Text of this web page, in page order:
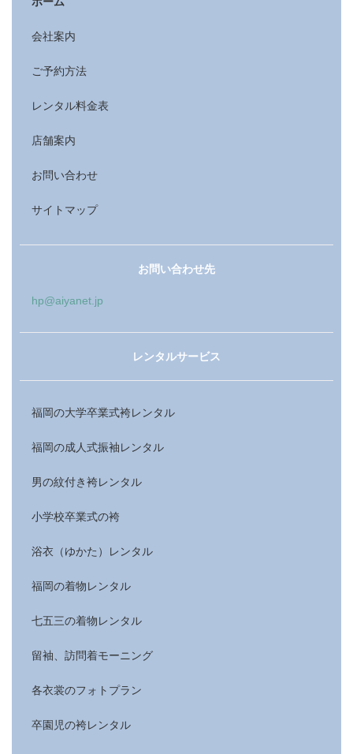
会社案内
ご予約方法
レンタル料金表
店舗案内
お問い合わせ
サイトマップ
お問い合わせ先
hp@aiyanet.jp
レンタルサービス
福岡の大学卒業式袴レンタル
福岡の成人式振袖レンタル
男の紋付き袴レンタル
小学校卒業式の袴
浴衣（ゆかた）レンタル
福岡の着物レンタル
七五三の着物レンタル
留袖、訪問着モーニング
各衣裳のフォトプラン
卒園児の袴レンタル